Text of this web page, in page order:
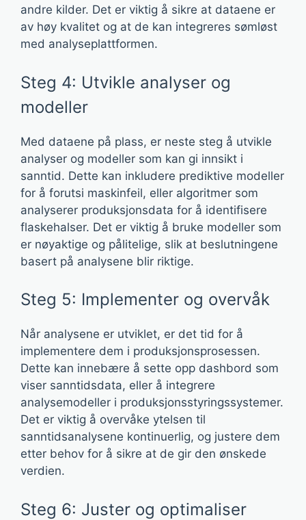
andre kilder. Det er viktig å sikre at dataene er
av høy kvalitet og at de kan integreres sømløst
med analyseplattformen.
Steg 4: Utvikle analyser og
modeller
Med dataene på plass, er neste steg å utvikle
analyser og modeller som kan gi innsikt i
sanntid. Dette kan inkludere prediktive modeller
for å forutsi maskinfeil, eller algoritmer som
analyserer produksjonsdata for å identifisere
flaskehalser. Det er viktig å bruke modeller som
er nøyaktige og pålitelige, slik at beslutningene
basert på analysene blir riktige.
Steg 5: Implementer og overvåk
Når analysene er utviklet, er det tid for å
implementere dem i produksjonsprosessen.
Dette kan innebære å sette opp dashbord som
viser sanntidsdata, eller å integrere
analysemodeller i produksjonsstyringssystemer.
Det er viktig å overvåke ytelsen til
sanntidsanalysene kontinuerlig, og justere dem
etter behov for å sikre at de gir den ønskede
verdien.
Steg 6: Juster og optimaliser